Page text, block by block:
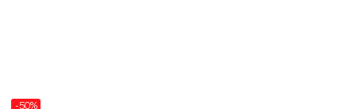
-50%